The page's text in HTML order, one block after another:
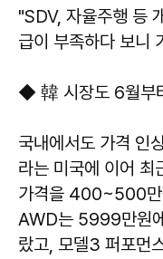
"SDV, 자율주행 등
급이 부족하다 보니
◆ 韓 시장도 6월부
국내에서도 가격 인
라는 미국에 이어 최
가격을 400~500만
AWD는 5999만원
랐고, 모델3 퍼포먼